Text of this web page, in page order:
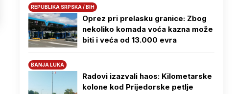
REPUBLIKA SRPSKA / BIH
Oprez pri prelasku granice: Zbog
nekoliko komada voća kazna može
biti i veća od 13.000 evra
BANJA LUKA
Radovi izazvali haos: Kilometarske
kolone kod Prijedorske petlje